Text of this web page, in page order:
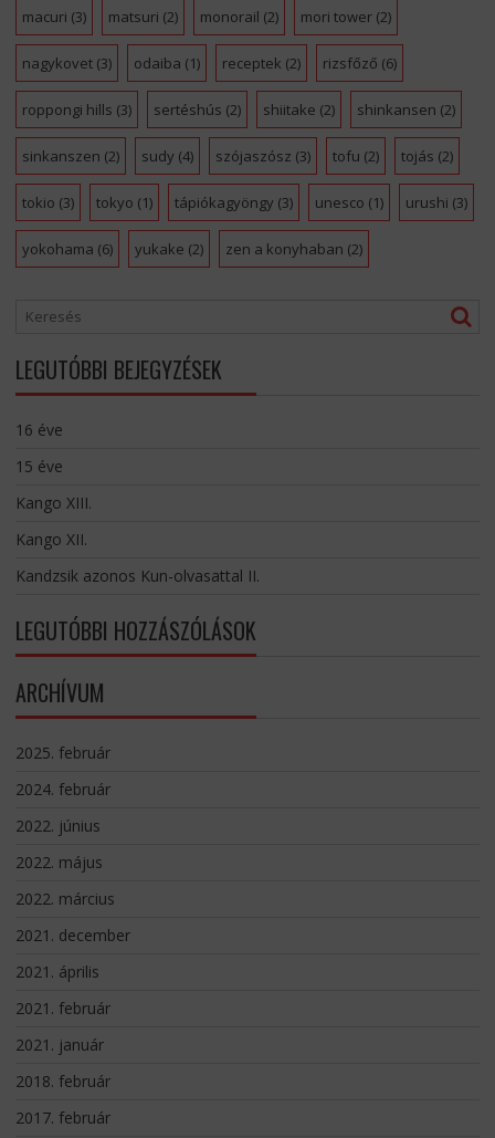
macuri (3) matsuri (2) monorail (2) mori tower(2)
nagykovet(3) odaiba (1) receptek (2) rizsfőző (6)
roppongi hills (3) sertéshús (2) shiitake (2) shinkansen (2)
sinkanszen (2) sudy (4) szójaszósz (3) tofu (2) tojás (2)
tokio (3) tokyo (1) tápiókagyöngy (3) unesco (1) urushi (3)
yokohama (6) yukake (2) zen a konyhaban (2)
LEGUTÓBBI BEJEGYZÉSEK
16 éve
15 éve
Kango XIII.
Kango XII.
Kandzsik azonos Kun-olvasattal II.
LEGUTÓBBI HOZZÁSZÓLÁSOK
ARCHÍVUM
2025. február
2024. február
2022. június
2022. május
2022. március
2021. december
2021. április
2021. február
2021. január
2018. február
2017. február